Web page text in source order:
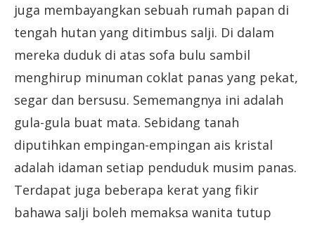
juga membayangkan sebuah rumah papan di
tengah hutan yang ditimbus salji. Di dalam
mereka duduk di atas sofa bulu sambil
menghirup minuman coklat panas yang pekat,
segar dan bersusu. Sememangnya ini adalah
gula-gula buat mata. Sebidang tanah
diputihkan empingan-empingan ais kristal
adalah idaman setiap penduduk musim panas.
Terdapat juga beberapa kerat yang fikir
bahawa salji boleh memaksa wanita tutup